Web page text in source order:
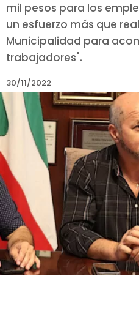
mil pesos para los
un esfuerzo más que
Municipalidad para
trabajadores".
30/11/2022